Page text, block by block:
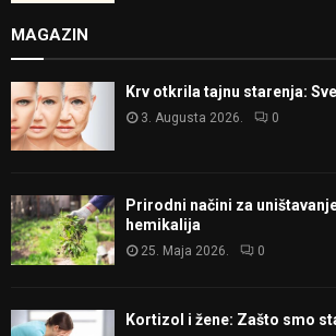
MAGAZIN
Krv otkrila tajnu starenja:
3. Augusta 2026. 0
Prirodni načini za
hemikalija
25. Maja 2026. 0
Kortizol i žene: Zašto smo